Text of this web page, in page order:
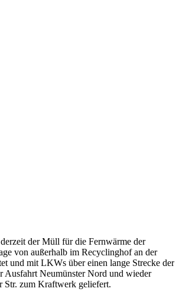
der Müll für die Fernwärme der
von außerhalb im Recyclinghof an der
und mit LKWs über einen lange Strecke der
Ausfahrt Neumünster Nord und wieder
Str. zum Kraftwerk geliefert.